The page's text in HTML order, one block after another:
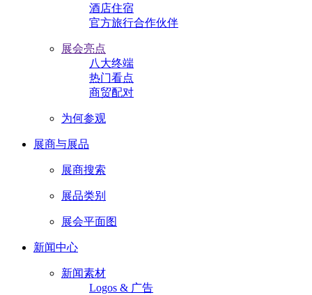
酒店住宿
官方旅行合作伙伴
展会亮点
八大终端
热门看点
商贸配对
为何参观
展商与展品
展商搜索
展品类别
展会平面图
新闻中心
新闻素材
Logos & 广告